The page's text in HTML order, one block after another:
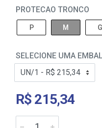
PROTECAO TRONCO
P M G
SELECIONE UMA
R$ 215,34